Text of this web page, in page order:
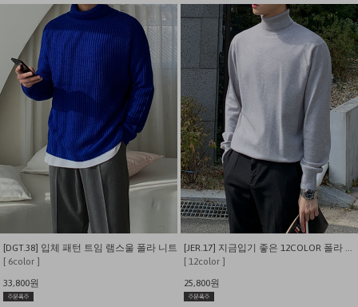
[DGT.38] 입체 패턴 트임 램스울 폴라 니트
[ 6color ]
33,800원
[ 12color ]
25,800원